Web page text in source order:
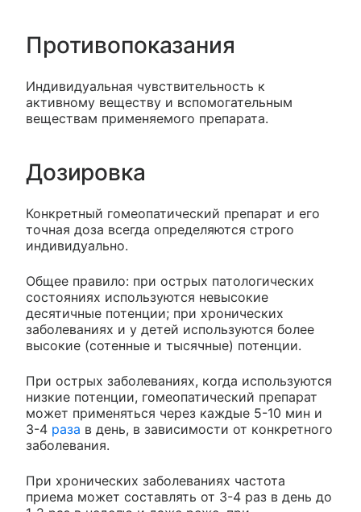
Противопоказания
Индивидуальная чувствительность к
активному веществу и вспомогательным
веществам применяемого препарата.
Дозировка
Конкретный гомеопатический препарат и его
точная доза всегда определяются строго
индивидуально.
Общее правило: при острых патологических
состояниях используются невысокие
десятичные потенции; при хронических
заболеваниях и у детей используются более
высокие (сотенные и тысячные) потенции.
При острых заболеваниях, когда используются
низкие потенции, гомеопатический препарат
может применяться через каждые 5-10 мин и
3-4 раза в день, в зависимости от конкретного
заболевания.
При хронических заболеваниях частота
приема может составлять от 3-4 раз в день до